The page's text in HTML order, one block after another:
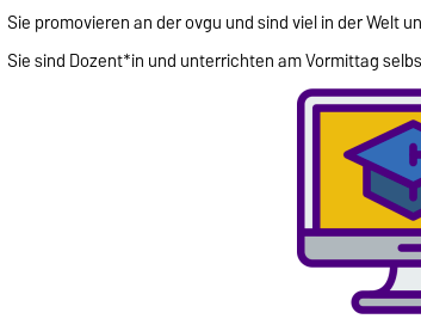
Sie promovieren an der ovgu und sind viel in der Welt
Sie sind Dozent*in und unterrichten am Vormittag